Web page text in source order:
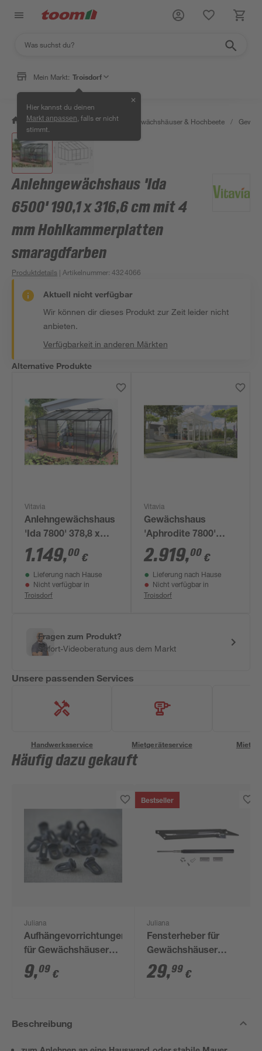
Mein Markt: Troisdorf
Hier kannst du deinen
Markt anpassen , falls er nicht
stimmt.
✕
/ Garten & Freizeit / Anzucht, Gewächshäuser & Hochbeete /
Anlehngewächshaus 'Ida
6500' 190,1 x 316,6 cm mit 4
mm Hohlkammerplatten
smaragdfarben
Produktdetails | Artikelnummer:4324066
Aktuell nicht verfügbar
Wir können dir dieses Produkt zur Zeit leider nicht
anbieten.
Verfügbarkeit in anderen Märkten
Alternative Produkte
Vitavia
Anlehngewächshaus
'Ida 7800' 378,8 x
190,1 cm mit 4 mm
Hohlkammerplatten
schwarz
1.149,00 €
Lieferung nach Hause
Nicht verfügbar in
Troisdorf
Vitavia
Gewächshaus
'Aphrodite 7800'
269,9 x 275,4 cm mit
3 mm
Sicherheitsglas/10
mm
2.919,00 €
Lieferung nach Hause
Nicht verfügbar in
Troisdorf
Fragen zum Produkt?
Sofort-Videoberatung aus dem Markt
Unsere passenden Services
Handwerksservice Mietgeräteservice
Häufig dazu gekauft
Juliana
Aufhängevorrichtungen
für Gewächshäuser
schwarz 20 Stück
9,09 €
Bestseller
Juliana
Fensterheber für
Gewächshäuser
'Ventomax'
29,99 €
Beschreibung